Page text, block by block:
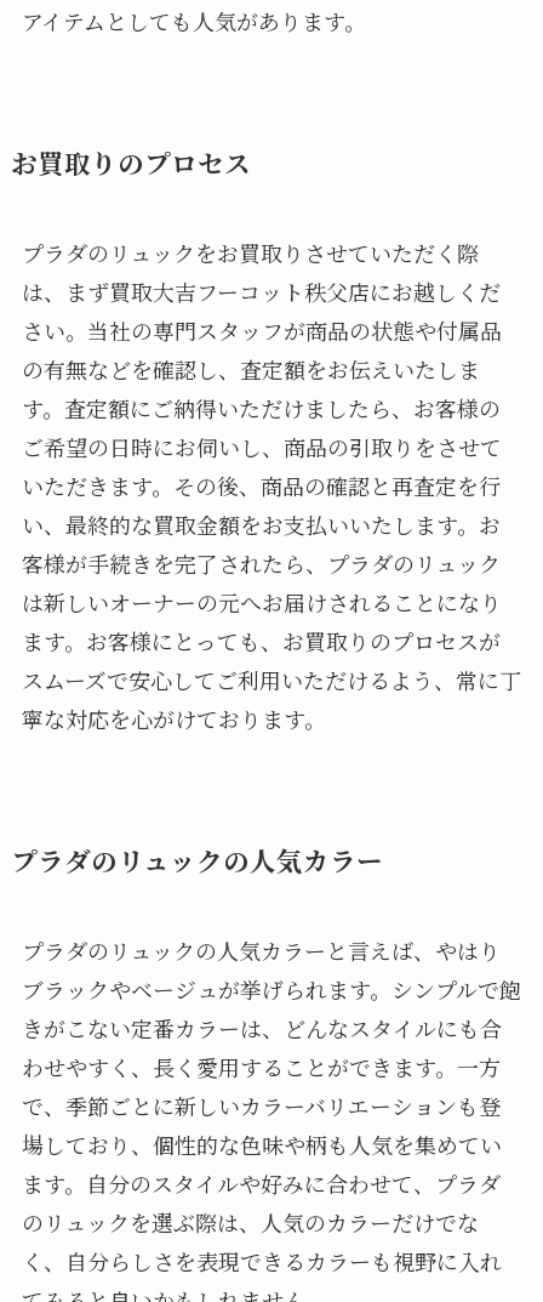
アイテムとしても人気があります。
お買取りのプロセス
プラダのリュックをお買取りさせていただく際
は、まず買取大吉フーコット秩父店にお越しくだ
さい。当社の専門スタッフが商品の状態や付属品
の有無などを確認し、査定額をお伝えいたしま
す。査定額にご納得いただけましたら、お客様の
ご希望の日時にお伺いし、商品の引取りをさせて
いただきます。その後、商品の確認と再査定を行
い、最終的な買取金額をお支払いいたします。お
客様が手続きを完了されたら、プラダのリュック
は新しいオーナーの元へお届けされることになり
ます。お客様にとっても、お買取りのプロセスが
スムーズで安心してご利用いただけるよう、常に丁
寧な対応を心がけております。
プラダのリュックの人気カラー
プラダのリュックの人気カラーと言えば、やはり
ブラックやベージュが挙げられます。シンプルで飽
きがこない定番カラーは、どんなスタイルにも合
わせやすく、長く愛用することができます。一方
で、季節ごとに新しいカラーバリエーションも登
場しており、個性的な色味や柄も人気を集めてい
ます。自分のスタイルや好みに合わせて、プラダ
のリュックを選ぶ際は、人気のカラーだけでな
く、自分らしさを表現できるカラーも視野に入れ